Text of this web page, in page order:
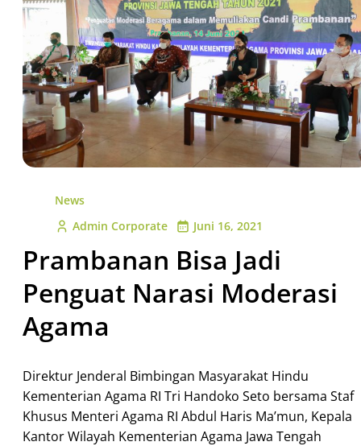
News
Admin Corporate
Juni 16, 2021
Prambanan Bisa Jadi
Penguat Narasi Moderasi
Agama
Direktur Jenderal Bimbingan Masyarakat Hindu
Kementerian Agama RI Tri Handoko Seto bersama Staf
Khusus Menteri Agama RI Abdul Haris Ma’mun, Kepala
Kantor Wilayah Kementerian Agama Jawa Tengah